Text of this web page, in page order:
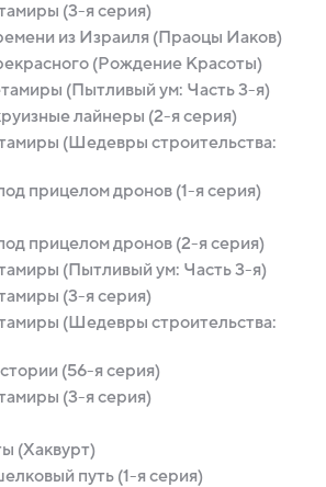
(3-я серия)
из Израиля (Праоцы Иаков)
(Рождение Красоты)
(Пытливый ум: Часть 3-я)
лайнеры (2-я серия)
(Шедевры строительства:
прицелом дронов (1-я серия)
прицелом дронов (2-я серия)
(Пытливый ум: Часть 3-я)
(3-я серия)
(Шедевры строительства:
(56-я серия)
(3-я серия)
(Хаквурт)
путь (1-я серия)